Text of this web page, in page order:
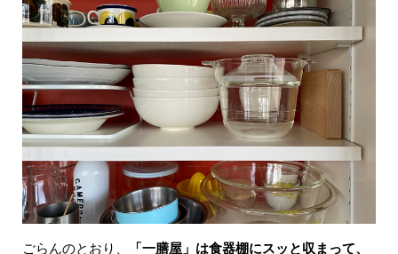
ごらんのとおり、
「一膳屋」は食器棚にスッと収まって、